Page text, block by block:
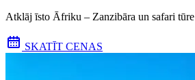
Atklāj īsto Āfriku – Zanzibāra un safari tūre
SKATĪT CENAS